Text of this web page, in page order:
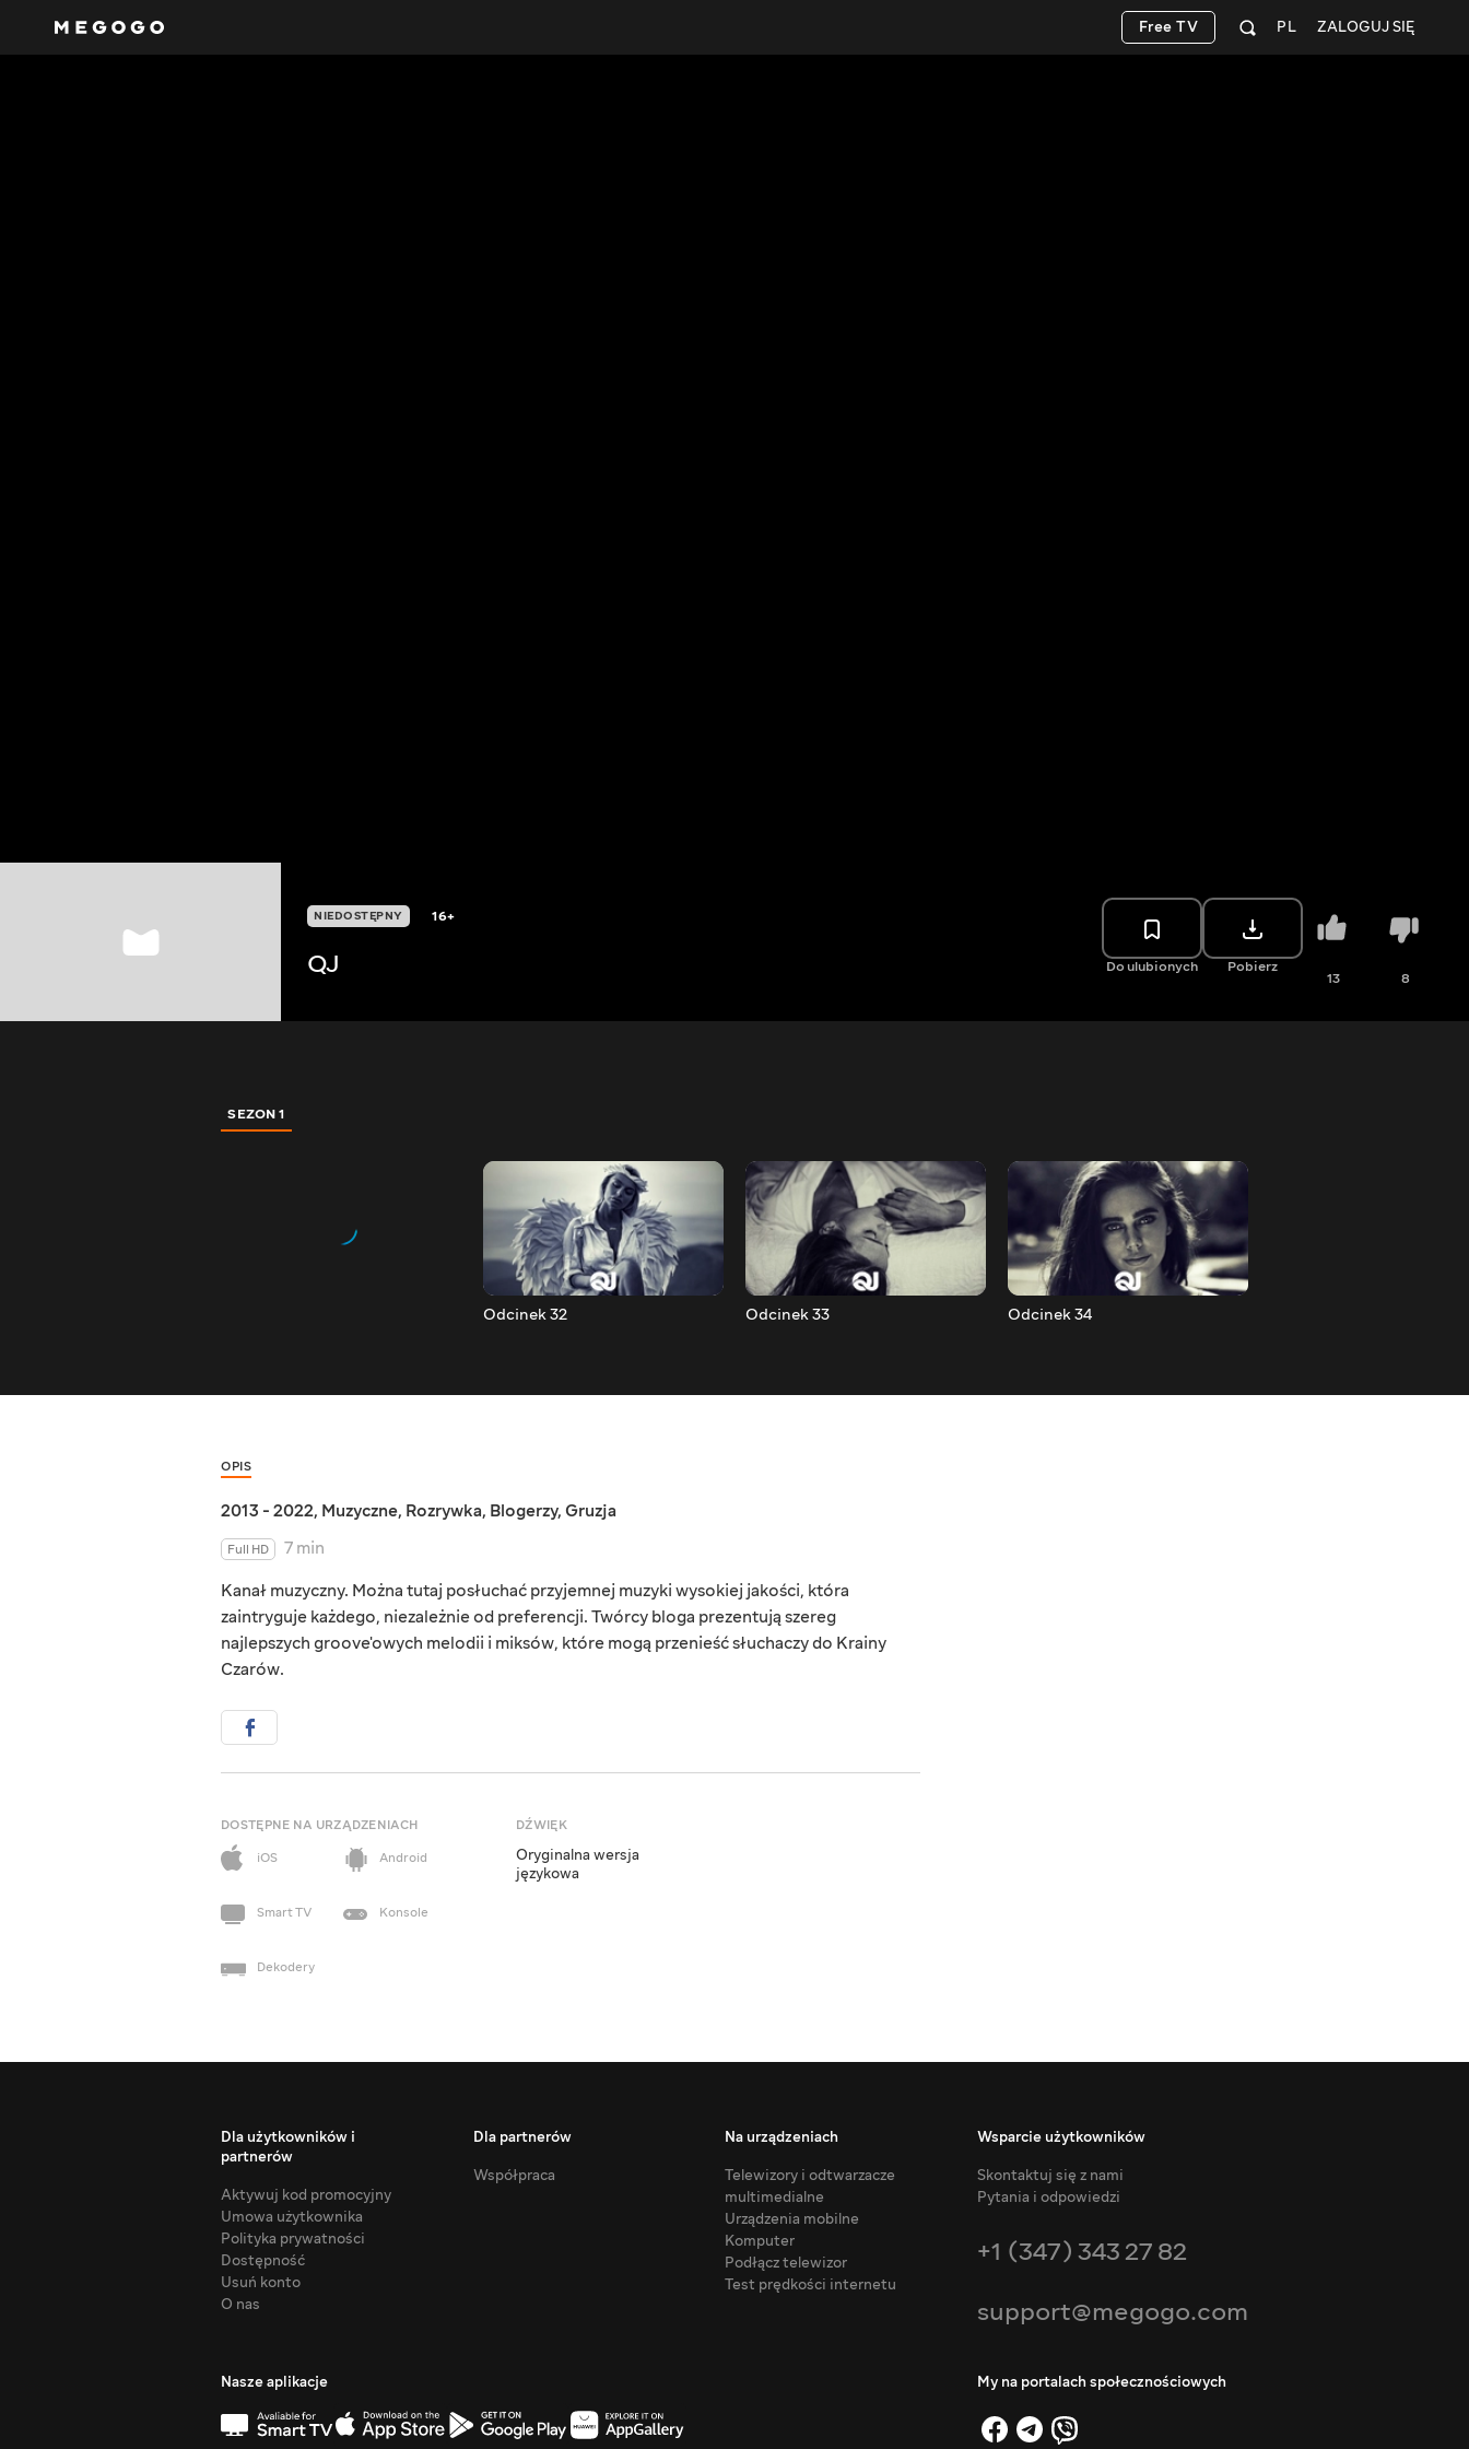
ZALOGUJ SIĘ
PL
Free TV
NIEDOSTĘPNY 16+
QJ Do ulubionych Pobierz
13 8
SEZON 1
Odcinek 32 Odcinek 33 Odcinek 34
OPIS
2013 - 2022, Muzyczne, Rozrywka, Blogerzy, Gruzja
Full HD
7 min
Kanał muzyczny. Można tutaj posłuchać przyjemnej muzyki wysokiej jakości, która
zaintryguje każdego, niezależnie od preferencji. Twórcy bloga prezentują szereg
najlepszych groove'owych melodii i miksów, które mogą przenieść słuchaczy do Krainy
Czarów.
DOSTĘPNE NA URZĄDZENIACH
iOS
Android
Smart TV Konsole
Dekodery
DŹWIĘK
Oryginalna wersja
językowa
Dla użytkowników i
partnerów
Aktywuj kod promocyjny
Umowa użytkownika
Polityka prywatności
Dostępność
Usuń konto
O nas
Dla partnerów
Współpraca
Na urządzeniach
Telewizory i odtwarzacze
multimedialne
Urządzenia mobilne
Komputer
Podłącz telewizor
Test prędkości internetu
Wsparcie użytkowników
Skontaktuj się z nami
Pytania i odpowiedzi
+1 (347) 343 27 82
support@megogo.com
Nasze aplikacje My na portalach społecznościowych